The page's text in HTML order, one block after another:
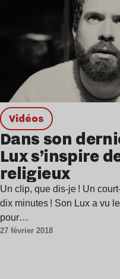
Vidéos
Dans son
Lux s’inspire
religieux
Un clip, que dis-je ! Un
dix minutes ! Son Lux a vu
pour…
27 février 2018